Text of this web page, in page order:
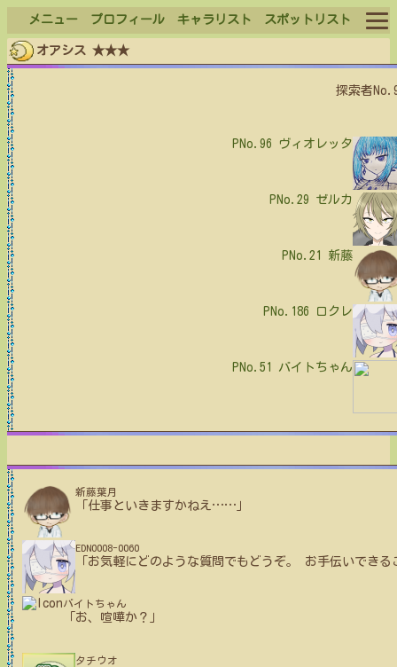
メニュー プロフィール キャラリスト スポットリスト
ログイン
オアシス ★★★
探索者
PNo.96 ヴィオレッタ
PNo.29 ゼルカ
PNo.21 新藤
PNo.186 ロクレ
PNo.51 バイトちゃん
新藤葉月
「仕事といきますかねえ ……
EDN0008-0060
「お気軽にどのような質問でもどうぞ。 お手伝いでき
バイトちゃん
「お、喧嘩か？」
タチウオ